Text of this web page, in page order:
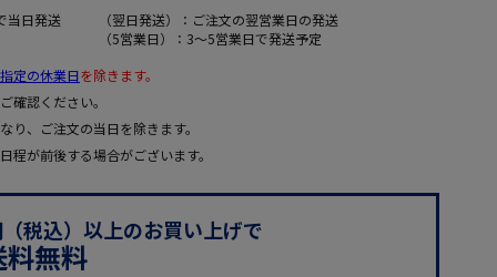
当日発送
（翌日発送）：ご注文の翌営業日の発送
（5営業日）：3～5営業日で発送予定
定の休業日を除きます。
確認ください。
、ご注文の当日を除きます。
が前後する場合がございます。
税込）以上のお買い上げで
無料